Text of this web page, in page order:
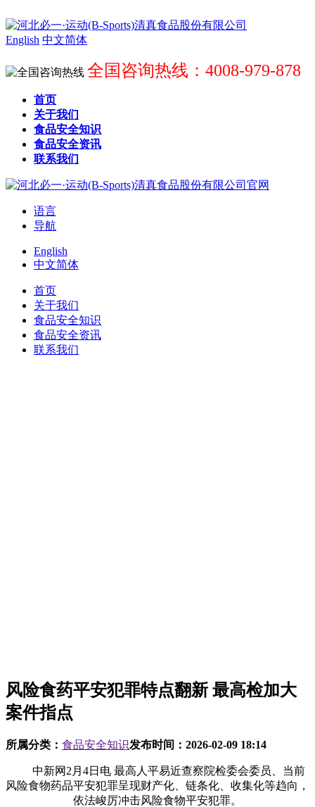
English 中文简体
全国咨询热线：4008-979-878
首页
关于我们
食品安全知识
食品安全资讯
联系我们
语言
导航
English
中文简体
首页
关于我们
食品安全知识
食品安全资讯
联系我们
风险食药平安犯罪特点翻新 最高检加大
案件指点
所属分类： 食品安全知识发布时间： 2026-02-09 18:14
中新网2月4日电 最高人平易近查察院检委会委员、当前
风险食物药品平安犯罪呈现财产化、链条化、收集化等趋向，
依法峻厉冲击风险食物平安犯罪。